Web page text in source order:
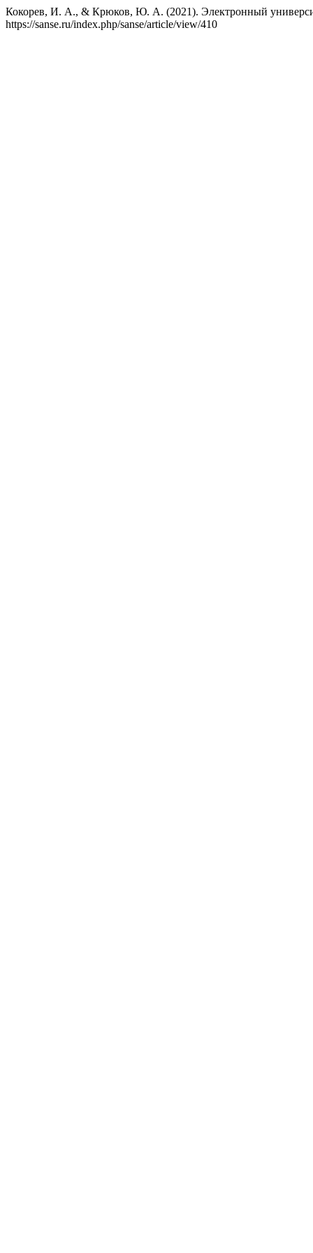
Кокорев, И. А., & Крюков, Ю. А. (2021). Электронный
https://sanse.ru/index.php/sanse/article/view/410